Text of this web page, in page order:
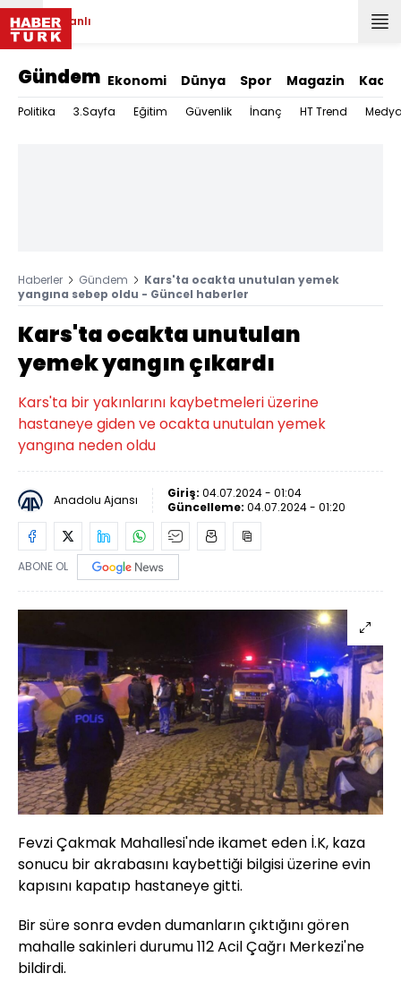
Canlı
Gündem Ekonomi Dünya Spor Magazin Kadın
Politika 3.Sayfa Eğitim Güvenlik İnanç HT Trend
Haberler Gündem
Kars'ta ocakta unutulan yemek
yangına sebep oldu - Güncel haberler
Kars'ta ocakta unutulan
yemek yangın çıkardı
Kars'ta bir yakınlarını kaybetmeleri üzerine
hastaneye giden ve ocakta unutulan yemek
yangına neden oldu
Anadolu Ajansı Giriş: 04.07.2024 - 01:04
Güncelleme: 04.07.2024 - 01:20
ABONE OL
Fevzi Çakmak Mahallesi'nde ikamet eden İ.K, kaza
sonucu bir akrabasını kaybettiği bilgisi üzerine evin
kapısını kapatıp hastaneye gitti.
Bir süre sonra evden dumanların çıktığını gören
mahalle sakinleri durumu 112 Acil Çağrı Merkezi'ne
bildirdi.